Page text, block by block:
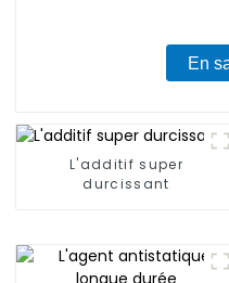
En
L'additif super
durcissant